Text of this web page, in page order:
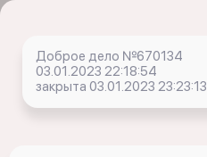
Доброе дело №670134
03.01.2023 22:18:54
закрыта 03.01.2023 23:23:13